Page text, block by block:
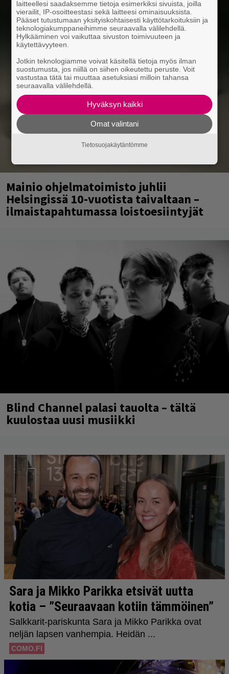
Mainio ohjelmatoimisto juhlii
Helsingissä 10-vuotista taivaltaan –
ilmaistapahtumassa loistoesiintyjät
Blind Channel palasi tauolta – tältä
kuulostaa uusi musiikki
laitteellesi saadaksemme tietoja esimerkiksi sivuista, joilla
vierailit, IP-osoitteestasi sekä laitteesi ominaisuuksista.
Pääset tutustumaan yksityiskohtaisesti käyttötarkoituksiin ja
teknologiakumppaneihimme seuraavalla välilehdellä.
Hylkääminen voi vaikuttaa sivuston toimivuuteen ja
käytettävyyteen.
Jotkin teknologiamme voivat käsitellä tietoja myös ilman
suostumusta, jos niillä on siihen oikeutettu peruste. Voit
vastustaa tätä tai muuttaa asetuksiasi milloin tahansa
seuraavalla välilehdellä.
Hyväksyn kaikki
Omat valintani
Tietosuojakäytäntömme